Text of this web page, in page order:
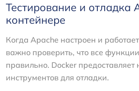
Тестирование и отладка
контейнере
Когда Apache настроен и
важно проверить, что все
правильно. Docker предоставляет
инструментов для отладки.